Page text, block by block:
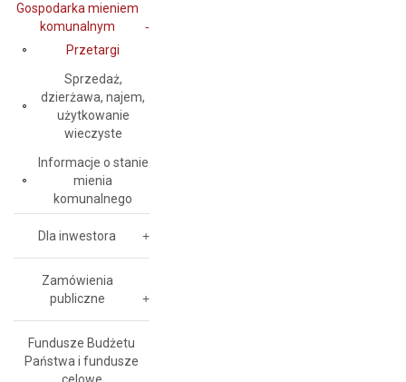
Gospodarka mieniem
komunalnym
Przetargi
Sprzedaż,
dzierżawa, najem,
użytkowanie
wieczyste
Informacje o stanie
mienia
komunalnego
Dla inwestora
Zamówienia
publiczne
Fundusze Budżetu
Państwa i fundusze